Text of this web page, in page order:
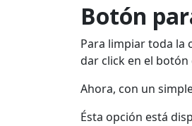
Botón
Para limpiar toda la
dar click en el botón
Ahora, con un
Ésta opción está